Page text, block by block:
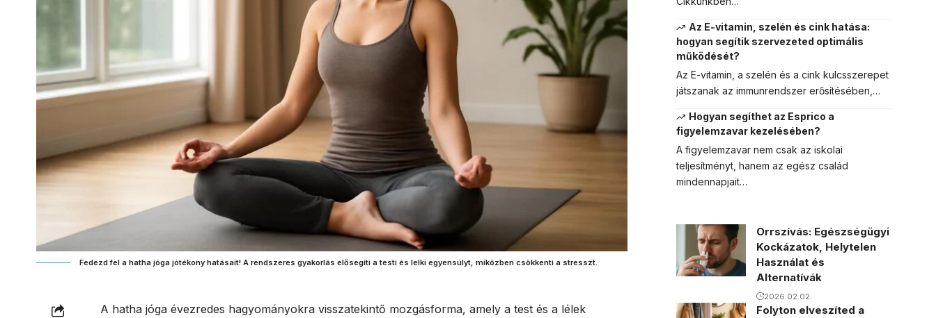
Fedezd fel a hatha jóga jótékony hatásait! A rendszeres gyakorlás elősegíti a testi és lelki egyensúlyt, miközben csökkenti a stresszt.
A hatha jóga évezredes hagyományokra visszatekintő mozgásforma, amely a test és a lélek
Az E-vitamin, szelén és cink hatása:
hogyan segítik szervezeted optimális
működését?
Az E-vitamin, a szelén és a cink kulcsszerepet
játszanak az immunrendszer erősítésében,…
Hogyan segíthet az Esprico a
figyelemzavar kezelésében?
A figyelemzavar nem csak az iskolai
teljesítményt, hanem az egész család
mindennapjait…
Orrszívás: Egészségügyi
Kockázatok, Helytelen
Használat és
Alternatívák
2026.02.02.
Folyton elveszíted a